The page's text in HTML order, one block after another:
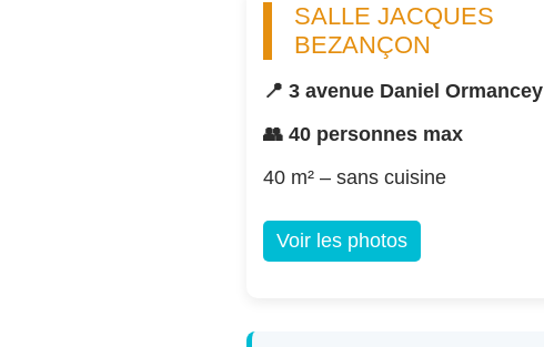
SALLE JACQUES
BEZANÇON
📍 3 avenue Daniel Ormancey
👥 40 personnes max
40 m² – sans cuisine
Voir les photos